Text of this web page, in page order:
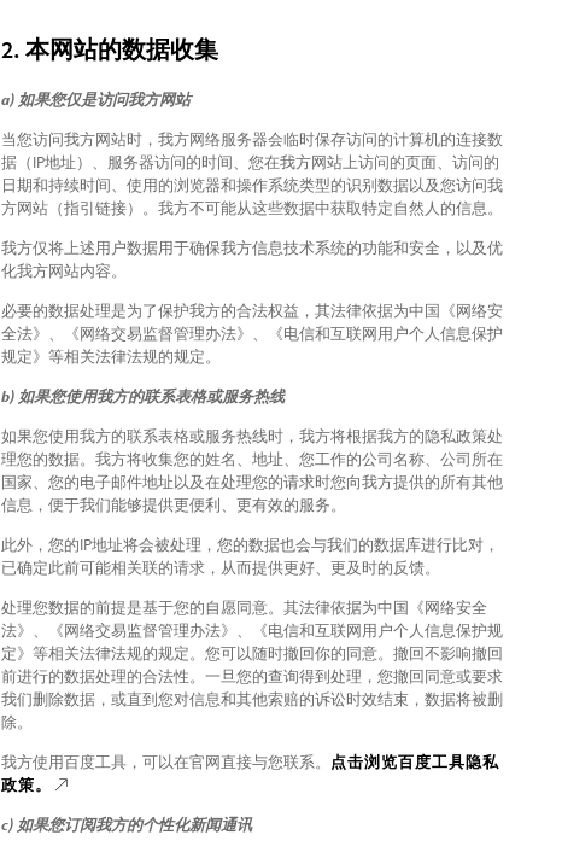
2. 本网站的数据收集
a) 如果您仅是访问我方网站
当您访问我方网站时，我方网络服务器会临时保存访问的计算机的连接数
据（IP地址）、服务器访问的时间、您在我方网站上访问的页面、访问的
日期和持续时间、使用的浏览器和操作系统类型的识别数据以及您访问我
方网站（指引链接）。我方不可能从这些数据中获取特定自然人的信息。
我方仅将上述用户数据用于确保我方信息技术系统的功能和安全，以及优
化我方网站内容。
必要的数据处理是为了保护我方的合法权益，其法律依据为中国《网络安
全法》、《网络交易监督管理办法》、《电信和互联网用户个人信息保护
规定》等相关法律法规的规定。
b) 如果您使用我方的联系表格或服务热线
如果您使用我方的联系表格或服务热线时，我方将根据我方的隐私政策处
理您的数据。我方将收集您的姓名、地址、您工作的公司名称、公司所在
国家、您的电子邮件地址以及在处理您的请求时您向我方提供的所有其他
信息，便于我们能够提供更便利、更有效的服务。
此外，您的IP地址将会被处理，您的数据也会与我们的数据库进行比对，
已确定此前可能相关联的请求，从而提供更好、更及时的反馈。
处理您数据的前提是基于您的自愿同意。其法律依据为中国《网络安全
法》、《网络交易监督管理办法》、《电信和互联网用户个人信息保护规
定》等相关法律法规的规定。您可以随时撤回你的同意。撤回不影响撤回
前进行的数据处理的合法性。一旦您的查询得到处理，您撤回同意或要求
我们删除数据，或直到您对信息和其他索赔的诉讼时效结束，数据将被删
除。
我方使用百度工具，可以在官网直接与您联系。 点击浏览百度工具隐私
政策。
c) 如果您订阅我方的个性化新闻通讯